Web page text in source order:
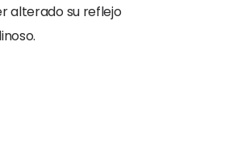
alterado su reflejo